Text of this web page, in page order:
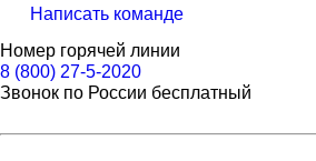
Написать команде
Номер горячей линии
8 (800) 27-5-2020
Звонок по России бесплатный